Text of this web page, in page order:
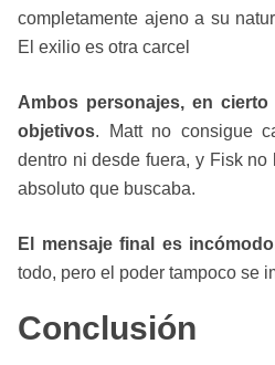
completamente ajeno a su
El exilio es otra carcel
Ambos personajes, en
objetivos. Matt no consigue
dentro ni desde fuera, y Fisk no
absoluto que buscaba.
El mensaje final es incómodo
todo, pero el poder tampoco se
Conclusión